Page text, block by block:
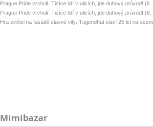
Prague Pride vrcholí: Tisíce lidí v ulicích, jde duhový průvod! (8.
Prague Pride vrcholí: Tisíce lidí v ulicích, jde duhový průvod! (8.
Hra světel na fasádě slavné vily: Tugendhat slaví 25 let na
Mimibazar